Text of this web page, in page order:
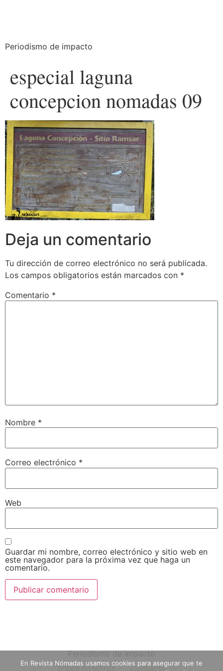
Periodismo de impacto
especial laguna
concepcion nomadas 09
Deja un comentario
Tu dirección de correo electrónico no será publicada.
Los campos obligatorios están marcados con *
Comentario *
Nombre *
Correo electrónico *
Web
Guardar mi nombre, correo electrónico y sitio web en
este navegador para la próxima vez que haga un
comentario.
Periodismo de impacto
Sobre nosotros
Contacto
En Revista Nómadas usamos cookies para asegurar que te